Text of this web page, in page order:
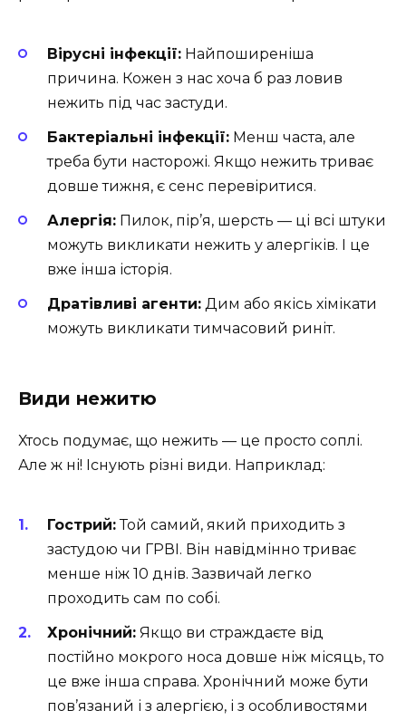
Вірусні інфекції: Найпоширеніша
причина. Кожен з нас хоча б раз ловив
нежить під час застуди.
Бактеріальні інфекції: Менш часта, але
треба бути насторожі. Якщо нежить триває
довше тижня, є сенс перевіритися.
Алергія: Пилок, пір’я, шерсть — ці всі штуки
можуть викликати нежить у алергіків. І це
вже інша історія.
Дратівливі агенти: Дим або якісь хімікати
можуть викликати тимчасовий риніт.
Види нежитю
Хтось подумає, що нежить — це просто соплі.
Але ж ні! Існують різні види. Наприклад:
Гострий:Той самий, який приходить з
застудою чи ГРВІ. Він навідмінно триває
менше ніж 10 днів. Зазвичай легко
проходить сам по собі.
Хронічний: Якщо ви страждаєте від
постійно мокрого носа довше ніж місяць, то
це вже інша справа. Хронічний може бути
пов’язаний і з алергією, і з особливостями